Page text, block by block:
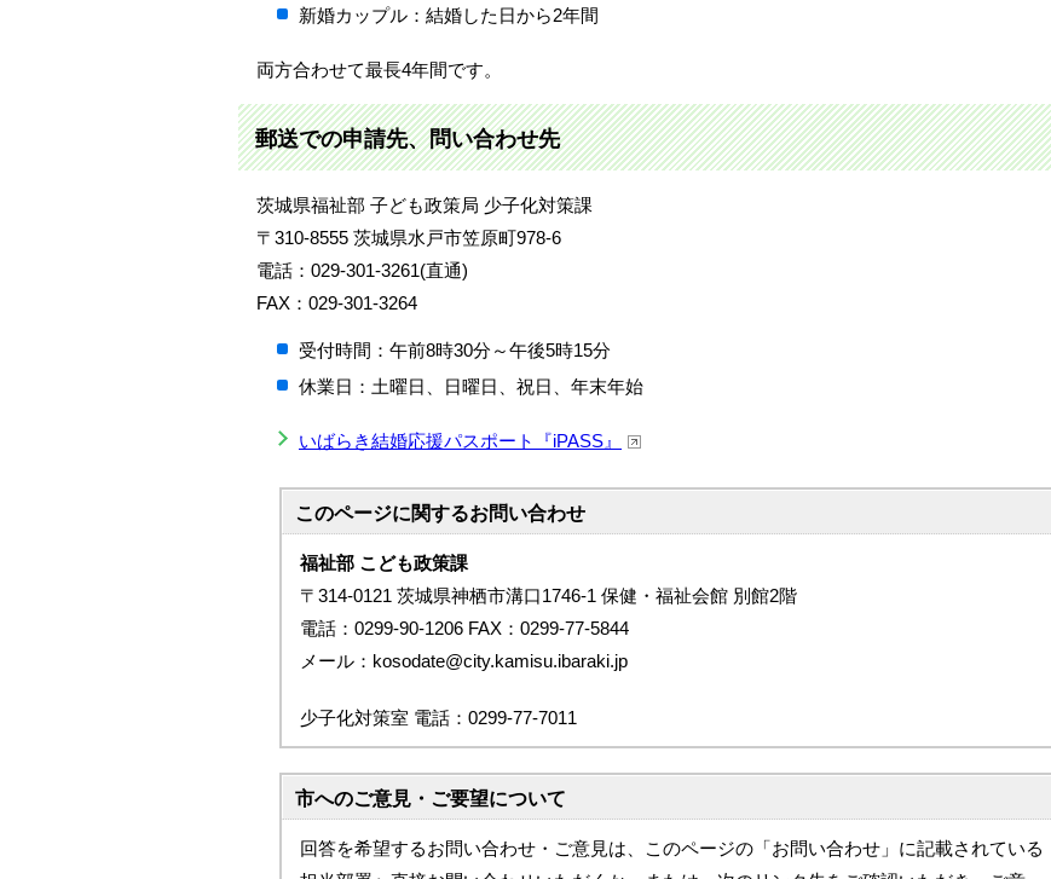
新婚カップル：結婚した日から2年間
両方合わせて最長4年間です。
郵送での申請先、問い合わせ先
茨城県福祉部 子ども政策局 少子化対策課
〒310-8555 茨城県水戸市笠原町978-6
電話：029-301-3261(直通)
FAX：029-301-3264
受付時間：午前8時30分～午後5時15分
休業日：土曜日、日曜日、祝日、年末年始
いばらき結婚応援パスポート『iPASS 』
このページに関するお問い合わせ
福祉部 こども政策課
〒314-0121 茨城県神栖市溝口1746-1 保健・福祉会館 別館2階
電話：0299-90-1206 FAX：0299-77-5844
メール：kosodate@city.kamisu.ibaraki.jp
少子化対策室 電話：0299-77-7011
市へのご意見・ご要望について
回答を希望するお問い合わせ・ご意見は、このページの「お問い合わせ」に記載されている